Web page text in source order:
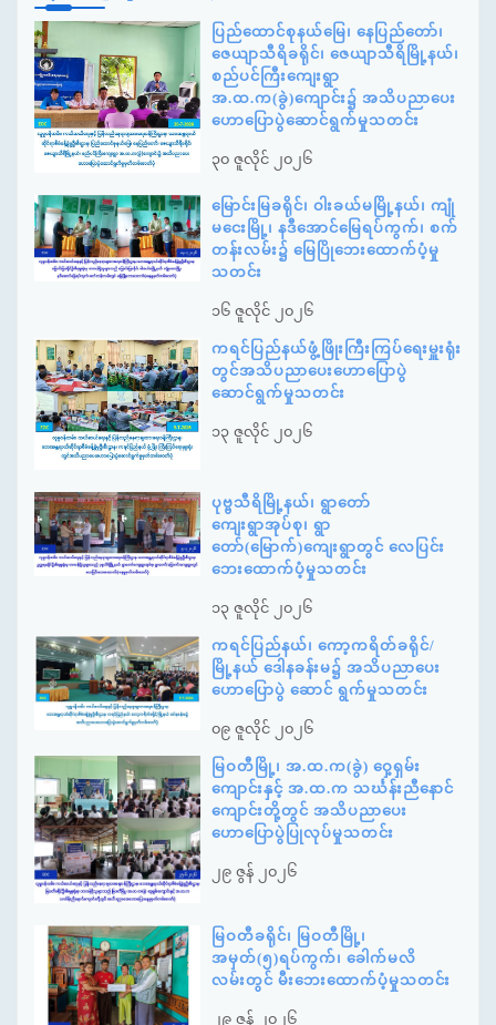
ပြည်ထောင်စုနယ်မြေ၊ နေပြည်တော်၊
ဇေယျာသီရိခရိုင်၊ ဇေယျာသီရိမြို့နယ်၊
စည်ပင်ကြီးကျေးရွာ
အ.ထ.က(ခွဲ)ကျောင်း၌ အသိပညာပေး
ဟောပြောပွဲဆောင်ရွက်မှုသတင်း
၃၀ ဇူလိုင် ၂၀၂၆
မြောင်းမြခရိုင်၊ ဝါးခယ်မမြို့နယ်၊ ကျုံ
မငေးမြို့၊ နဒီအောင်မြေရပ်ကွက်၊ စက်
တန်းလမ်း၌ မြေပြိုဘေးထောက်ပံ့မှု
သတင်း
၁၆ ဇူလိုင် ၂၀၂၆
ကရင်ပြည်နယ်ဖွံ့ဖြိုးကြီးကြပ်ရေးမှူးရုံး
တွင်အသိပညာပေးဟောပြောပွဲ
ဆောင်ရွက်မှုသတင်း
၁၃ ဇူလိုင် ၂၀၂၆
ပုဗ္ဗသီရိမြို့နယ်၊ ရွာတော်
ကျေးရွာအုပ်စု၊ ရွာ
တော်(မြောက်)ကျေးရွာတွင် လေပြင်း
ဘေးထောက်ပံ့မှုသတင်း
၁၃ ဇူလိုင် ၂၀၂၆
ကရင်ပြည်နယ်၊ ကော့ကရိတ်ခရိုင်/
မြို့နယ် ဒေါနခန်းမ၌ အသိပညာပေး
ဟောပြောပွဲ ဆောင် ရွက်မှုသတင်း
၀၉ ဇူလိုင် ၂၀၂၆
မြဝတီမြို့၊ အ.ထ.က(ခွဲ) ဝှေ့ရှမ်း
ကျောင်းနှင့် အ.ထ.က သင်္ဃန်းညီနောင်
ကျောင်းတို့တွင် အသိပညာပေး
ဟောပြောပွဲပြုလုပ်မှုသတင်း
၂၉ ဇွန် ၂၀၂၆
မြဝတီခရိုင်၊ မြဝတီမြို့၊
အမှတ်(၅)ရပ်ကွက်၊ ခေါက်မလိ
လမ်းတွင် မီးဘေးထောက်ပံ့မှုသတင်း
၂၉ ဇွန် ၂၀၂၆